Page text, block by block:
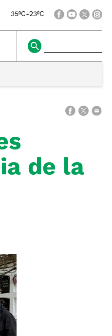
35ºC-23ºC
de la